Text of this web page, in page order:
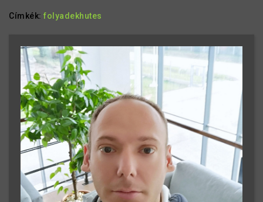
Címkék: folyadekhutes